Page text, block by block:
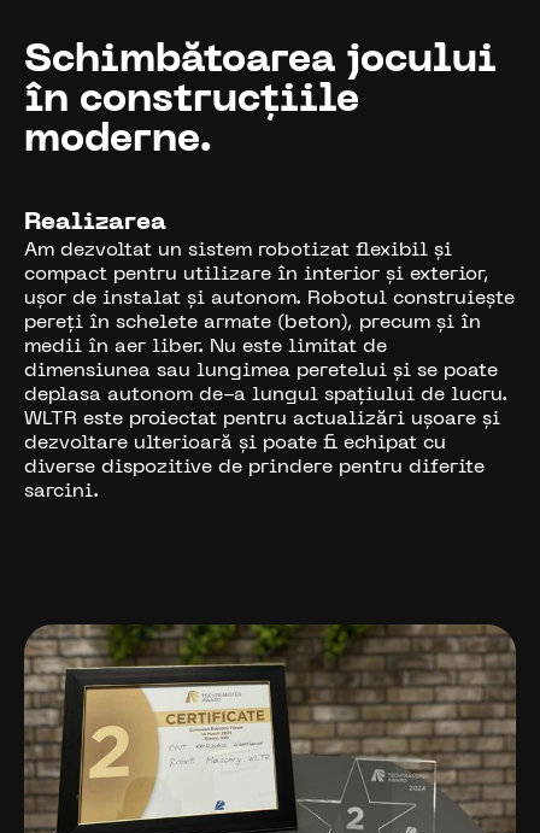
Schimbătoarea jocului
în construcțiile
moderne.
Realizarea
Am dezvoltat un sistem robotizat flexibil și
compact pentru utilizare în interior și exterior,
ușor de instalat și autonom. Robotul construiește
pereți în schelete armate (beton), precum și în
medii în aer liber. Nu este limitat de
dimensiunea sau lungimea peretelui și se poate
deplasa autonom de-a lungul spațiului de lucru.
WLTR este proiectat pentru actualizări ușoare și
dezvoltare ulterioară și poate fi echipat cu
diverse dispozitive de prindere pentru diferite
sarcini.